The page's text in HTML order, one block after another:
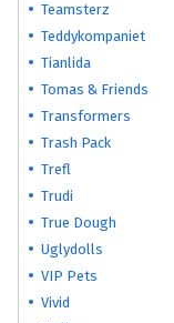
Teamsterz
Teddykompaniet
Tianlida
Tomas & Friends
Transformers
Trash Pack
Trefl
Trudi
True Dough
Uglydolls
VIP Pets
Vivid